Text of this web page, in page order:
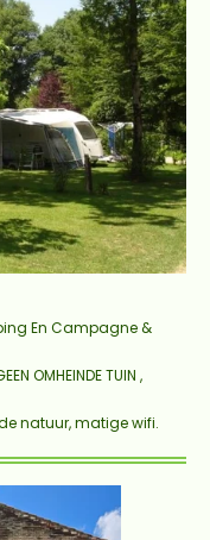
En Campagne &
OMHEINDE TUIN ,
natuur,matige wifi.